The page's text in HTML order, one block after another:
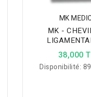
MK
MK -
38,000
Disponibilité: